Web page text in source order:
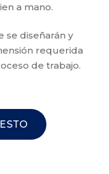
a mano.
se diseñarán y
requerida
de trabajo.